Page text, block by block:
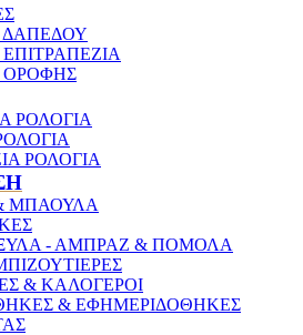
ΔΑΠΕΔΟΥ
ΟΡΟΦΗΣ
ΡΟΛΟΓΙΑ
ΡΟΛΟΓΙΑ
ΜΠΑΟΥΛΑ
- ΑΜΠΡΑΖ & ΠΟΜΟΛΑ
& ΚΑΛΟΓΕΡΟΙ
& ΕΦΗΜΕΡΙΔΟΘΗΚΕΣ